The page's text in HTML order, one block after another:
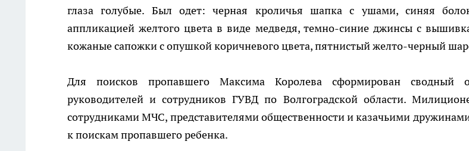
глаза голубые. Был одет: черная кроличья шапка с ушами, синяя
аппликацией желтого цвета в виде медведя, темно-синие джинсы с
кожаные сапожки с опушкой коричневого цвета, пятнистый желто-черный
Для поисков пропавшего Максима Королева сформирован сводный
руководителей и сотрудников ГУВД по Волгоградской области.
сотрудниками МЧС, представителями общественности и казачьими
к поискам пропавшего ребенка.